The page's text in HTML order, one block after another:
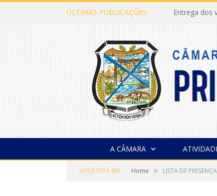
ÚLTIMAS PUBLICAÇÕES: Entrega dos
A CÂMARA
VOCÊ ESTÁ EM: Home » LISTA DE